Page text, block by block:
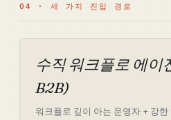
04 · 세 가지 진입 경로
수직 워크플로 에이
B2B)
워크플로 깊이 아는 운영자 + 강한